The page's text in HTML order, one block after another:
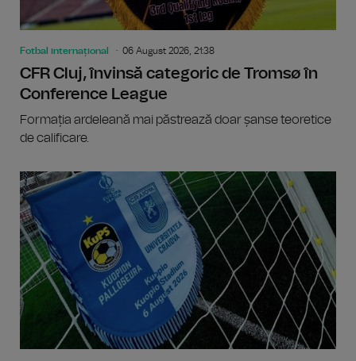
Fotbal internațional 06 August 2026, 21:38
CFR Cluj, învinsă categoric de Tromsø în
Conference League
Formația ardeleană mai păstrează doar șanse teoretice
de calificare.